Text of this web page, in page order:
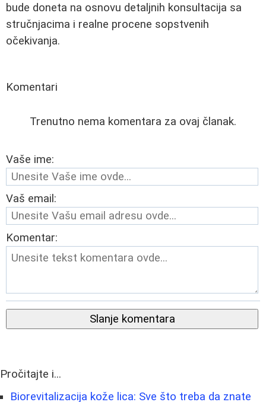
bude doneta na osnovu detaljnih konsultacija sa
stručnjacima i realne procene sopstvenih
očekivanja.
Komentari
Trenutno nema komentara za ovaj članak.
Vaše ime:
Vaš email:
Komentar:
Slanje komentara
Pročitajte i...
Biorevitalizacija kože lica: Sve što treba da znate